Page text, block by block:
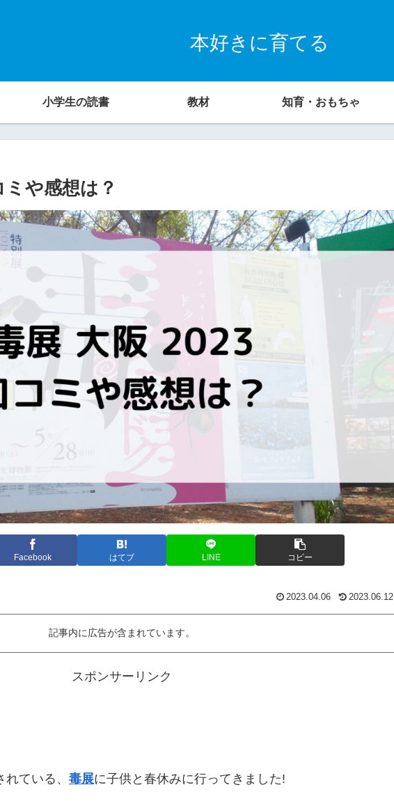
本好きに育てる
小学生の読書 教材 知育・おもちゃ
や感想は？
Facebook はてブ LINE コピー
2023.04.06 2023.06.12
記事内に広告が含まれています。
スポンサーリンク
ている、 毒展に子供と春休みに行ってきました!